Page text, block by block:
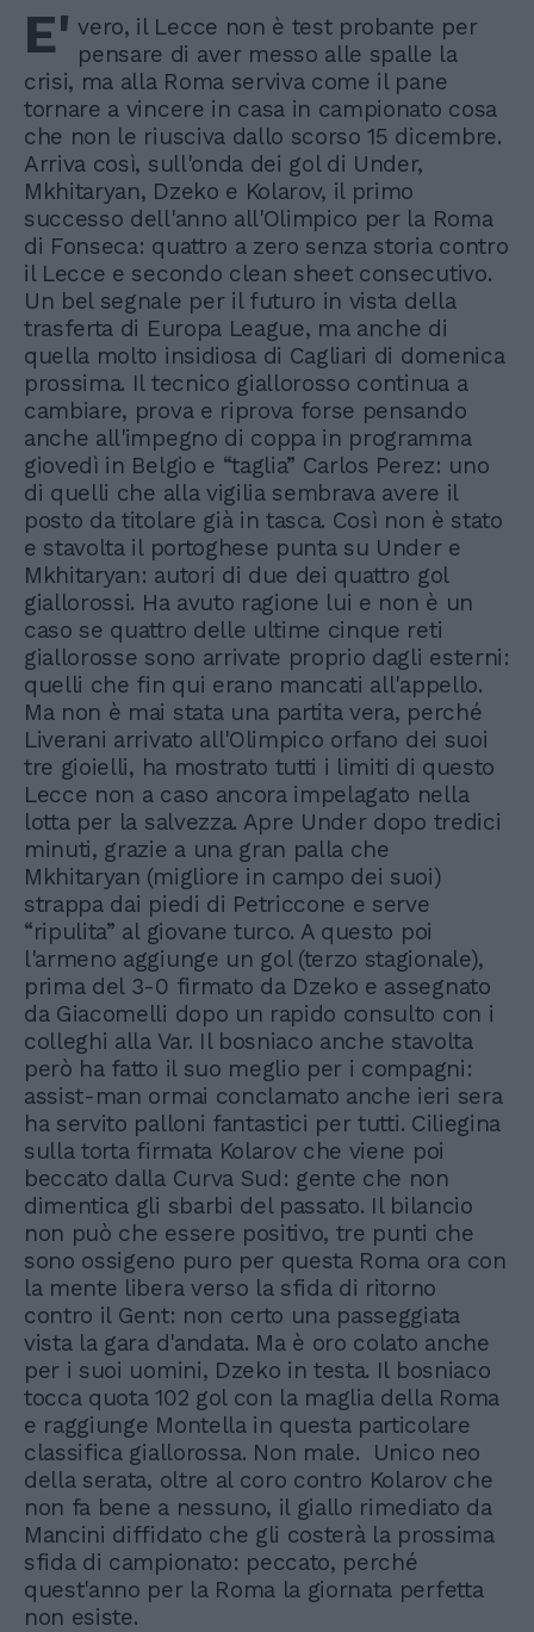
E' vero, il Lecce non è test probante per
pensare di aver messo alle spalle la
crisi, ma alla Roma serviva come il pane
tornare a vincere in casa in campionato cosa
che non le riusciva dallo scorso 15 dicembre.
Arriva così, sull'onda dei gol di Under,
Mkhitaryan, Dzeko e Kolarov, il primo
successo dell'anno all'Olimpico per la Roma
di Fonseca: quattro a zero senza storia contro
il Lecce e secondo clean sheet consecutivo.
Un bel segnale per il futuro in vista della
trasferta di Europa League, ma anche di
quella molto insidiosa di Cagliari di domenica
prossima. Il tecnico giallorosso continua a
cambiare, prova e riprova forse pensando
anche all'impegno di coppa in programma
giovedì in Belgio e “taglia” Carlos Perez: uno
di quelli che alla vigilia sembrava avere il
posto da titolare già in tasca. Così non è stato
e stavolta il portoghese punta su Under e
Mkhitaryan: autori di due dei quattro gol
giallorossi. Ha avuto ragione lui e non è un
caso se quattro delle ultime cinque reti
giallorosse sono arrivate proprio dagli esterni:
quelli che fin qui erano mancati all'appello.
Ma non è mai stata una partita vera, perché
Liverani arrivato all'Olimpico orfano dei suoi
tre gioielli, ha mostrato tutti i limiti di questo
Lecce non a caso ancora impelagato nella
lotta per la salvezza. Apre Under dopo tredici
minuti, grazie a una gran palla che
Mkhitaryan (migliore in campo dei suoi)
strappa dai piedi di Petriccone e serve
“ripulita” al giovane turco. A questo poi
l'armeno aggiunge un gol (terzo stagionale),
prima del 3-0 firmato da Dzeko e assegnato
da Giacomelli dopo un rapido consulto con i
colleghi alla Var. Il bosniaco anche stavolta
però ha fatto il suo meglio per i compagni:
assist-man ormai conclamato anche ieri sera
ha servito palloni fantastici per tutti. Ciliegina
sulla torta firmata Kolarov che viene poi
beccato dalla Curva Sud: gente che non
dimentica gli sbarbi del passato. Il bilancio
non può che essere positivo, tre punti che
sono ossigeno puro per questa Roma ora con
la mente libera verso la sfida di ritorno
contro il Gent: non certo una passeggiata
vista la gara d'andata. Ma è oro colato anche
per i suoi uomini, Dzeko in testa. Il bosniaco
tocca quota 102 gol con la maglia della Roma
e raggiunge Montella in questa particolare
classifica giallorossa. Non male. Unico neo
della serata, oltre al coro contro Kolarov che
non fa bene a nessuno, il giallo rimediato da
Mancini diffidato che gli costerà la prossima
sfida di campionato: peccato, perché
quest'anno per la Roma la giornata perfetta
non esiste.